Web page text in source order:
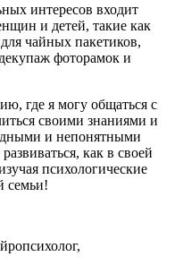
интересов входит
и детей, такие как
чайных пакетиков,
фоторамок и
где я могу общаться с
своими знаниями и
и непонятными
как в своей
психологические
семьи!